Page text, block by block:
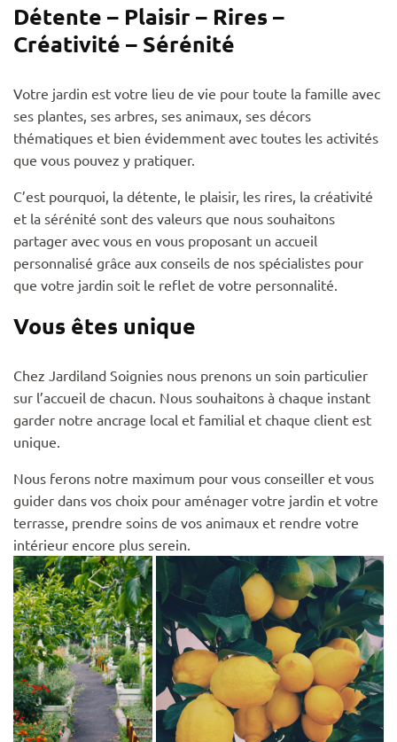
Détente – Plaisir – Rires –
Créativité – Sérénité
Votre jardin est votre lieu de vie pour toute la famille avec
ses plantes, ses arbres, ses animaux, ses décors
thématiques et bien évidemment avec toutes les activités
que vous pouvez y pratiquer.
C’est pourquoi, la détente, le plaisir, les rires, la créativité
et la sérénité sont des valeurs que nous souhaitons
partager avec vous en vous proposant un accueil
personnalisé grâce aux conseils de nos spécialistes pour
que votre jardin soit le reflet de votre personnalité.
Vous êtes unique
Chez Jardiland Soignies nous prenons un soin particulier
sur l’accueil de chacun. Nous souhaitons à chaque instant
garder notre ancrage local et familial et chaque client est
unique.
Nous ferons notre maximum pour vous conseiller et vous
guider dans vos choix pour aménager votre jardin et votre
terrasse, prendre soins de vos animaux et rendre votre
intérieur encore plus serein.